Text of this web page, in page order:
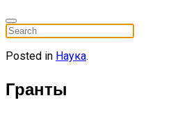
Posted in Наука.
Гранты